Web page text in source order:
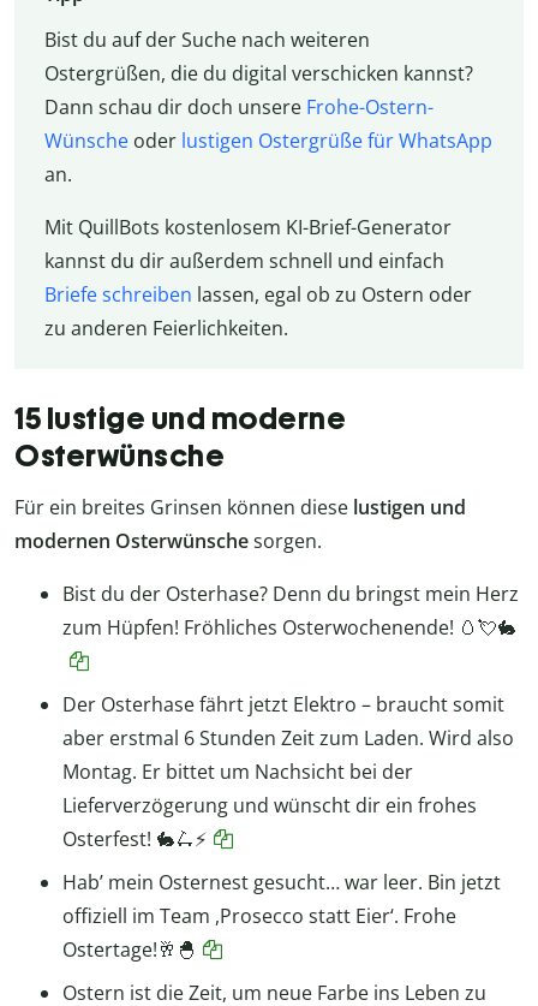
Bist du auf der Suche nach weiteren
Ostergrüßen, die du digital verschicken kannst?
Dann schau dir doch unsere Frohe-Ostern-
Wünscheoder lustigen Ostergrüße für WhatsApp
an.
Mit QuillBots kostenlosem KI-Brief-Generator
kannst du dir außerdem schnell und einfach
Briefe schreiben lassen, egal ob zu Ostern oder
zu anderen Feierlichkeiten.
15 lustige und moderne
Osterwünsche
Für ein breites Grinsen können diese lustigen und
modernen Osterwünschesorgen.
Bist du der Osterhase? Denn du bringst mein Herz
zum Hüpfen! Fröhliches Osterwochenende! 🥚💘🐇
Der Osterhase fährt jetzt Elektro – braucht somit
aber erstmal 6 Stunden Zeit zum Laden. Wird also
Montag. Er bittet um Nachsicht bei der
Lieferverzögerung und wünscht dir ein frohes
Osterfest! 🐇🛴⚡
Hab’ mein Osternest gesucht… war leer. Bin jetzt
offiziell im Team ,Prosecco statt Eier‘. Frohe
Ostertage!🥂🐣
Ostern ist die Zeit, um neue Farbe ins Leben zu